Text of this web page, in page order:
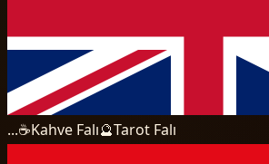
...☕Kahve Falı🔮Tarot Falı